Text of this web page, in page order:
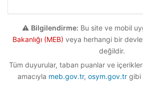
giriniz
⚠️ Bilgilendirme: Bu site ve mobil
Bakanlığı (MEB) veya herhangi bir
değildir.
Tüm duyurular, taban puanlar ve
amacıyla meb.gov.tr, osym.gov.trgibi